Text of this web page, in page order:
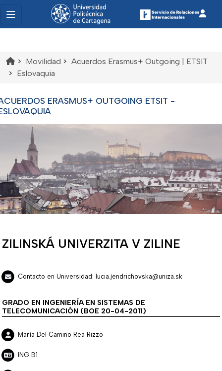
> Movilidad > Acuerdos Erasmus+ Outgoing | ETSIT
> Eslovaquia
ERASMUS+ OUTGOING ETSIT -
ZILINSKÁ UNIVERZITA V ZILINE
Contacto en Universidad: lucia.jendrichovska@uniza.sk
GRADO EN INGENIERÍA EN SISTEMAS DE
TELECOMUNICACIÓN (BOE 20-04-2011)
María Del Camino Rea Rizzo
ING B1